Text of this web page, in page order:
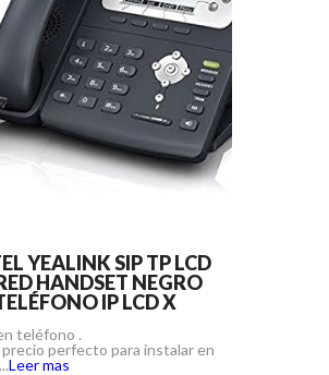
YEALINK SIP TP LCD
HANDSET NEGRO
IP LCD X
teléfono .
perfecto para instalar en
Leer mas